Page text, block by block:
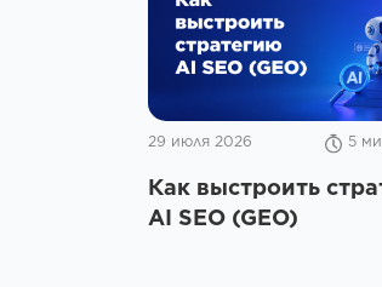
29 июля 2026 5
Как выстроить
AI SEO (GEO)